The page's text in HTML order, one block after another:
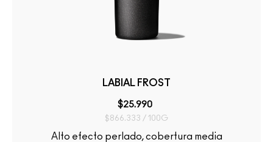
LABIAL FROST
$25.990
$866.333 / 100G
Alto efecto perlado, cobertura media